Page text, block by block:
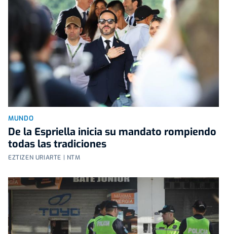
MUNDO
De la Espriella inicia su mandato rompiendo
todas las tradiciones
EZTIZEN URIARTE | NTM